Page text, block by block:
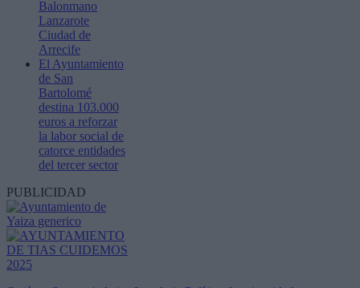
Balonmano
Lanzarote
Ciudad de
Arrecife
El Ayuntamiento
de San
Bartolomé
destina 103.000
euros a reforzar
la labor social de
catorce entidades
del tercer sector
PUBLICIDAD